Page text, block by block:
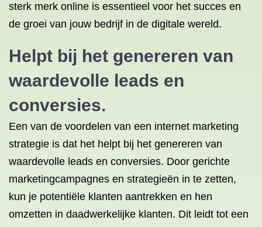
sterk merk online is essentieel voor het succes en
de groei van jouw bedrijf in de digitale wereld.
Helpt bij het genereren van
waardevolle leads en
conversies.
Een van de voordelen van een internet marketing
strategie is dat het helpt bij het genereren van
waardevolle leads en conversies. Door gerichte
marketingcampagnes en strategieën in te zetten,
kun je potentiële klanten aantrekken en hen
omzetten in daadwerkelijke klanten. Dit leidt tot een